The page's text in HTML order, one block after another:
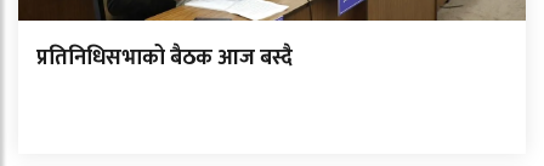
प्रतिनिधिसभाको बैठक आज बस्दै